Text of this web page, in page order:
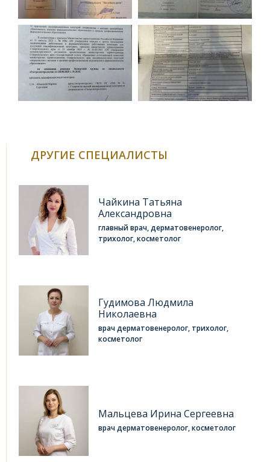
ДРУГИЕ СПЕЦИАЛИСТЫ
Чайкина Татьяна
Александровна
главный врач, дерматовенеролог,
трихолог, косметолог
Гудимова Людмила
Николаевна
врач дерматовенеролог, трихолог,
косметолог
Мальцева Ирина Сергеевна
врач дерматовенеролог, косметолог